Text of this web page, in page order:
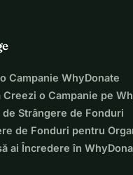
Campanie WhyDonate
Creezi o Campanie pe
Strângere de Fonduri
de Fonduri pentru
ai Încredere în